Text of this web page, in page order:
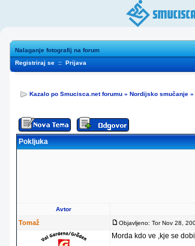
Nalaganje fotografij na forum
Registriraj se :: Prijava
Kazalo po Smucisca.net forumu » Nordijsko smučanje »
Pokljuka
Avtor
Tomaž Objavljeno: Tor Nov 28,
Morda kdo ve ,kje se